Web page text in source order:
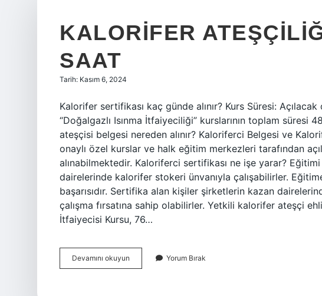
KALORIFER
SAAT
Tarih: Kasım 6, 2024
Kalorifer sertifikası kaç günde alınır? Kurs Süresi: Açılacak
“Doğalgazlı Isınma İtfaiyeciliği” kurslarının toplam süresi
ateşçisi belgesi nereden alınır? Kaloriferci Belgesi ve
onaylı özel kurslar ve halk eğitim merkezleri tarafından
alınabilmektedir. Kaloriferci sertifikası ne işe yarar?
dairelerinde kalorifer stokeri ünvanıyla çalışabilirler.
başarısıdır. Sertifika alan kişiler şirketlerin kazan
çalışma fırsatına sahip olabilirler. Yetkili kalorifer ateşçi
İtfaiyecisi Kursu, 76…
Devamını okuyun Kalorifer
Ateşçiliği
Yorum Bırak